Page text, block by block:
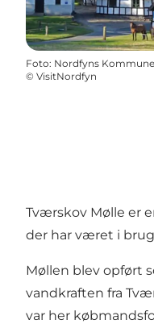
Foto: Nordfyns Kommune
© VisitNordfyn
Tværskov Mølle er
der har været i
Møllen blev opført
vandkraften fra
var her